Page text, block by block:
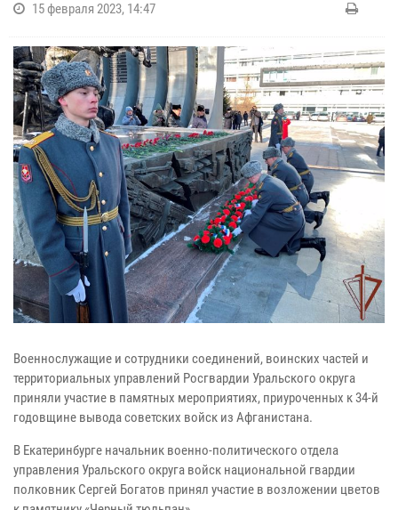
15 февраля 2023, 14:47
Военнослужащие и сотрудники соединений, воинских частей и
территориальных управлений Росгвардии Уральского округа
приняли участие в памятных мероприятиях, приуроченных к 34-й
годовщине вывода советских войск из Афганистана.
В Екатеринбурге начальник военно-политического отдела
управления Уральского округа войск национальной гвардии
полковник Сергей Богатов принял участие в возложении цветов